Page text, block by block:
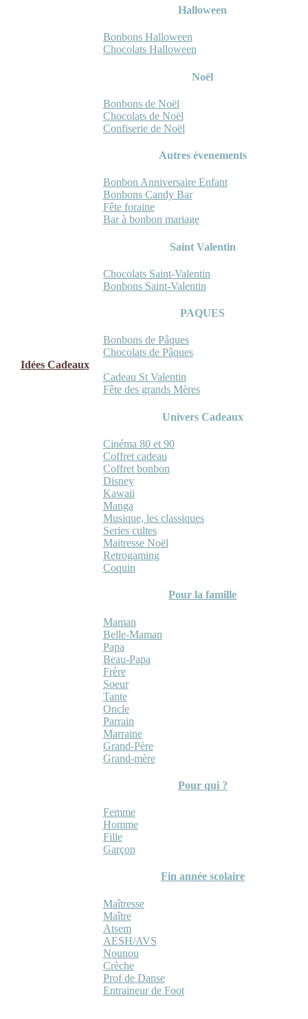
Halloween
Bonbons Halloween
Chocolats Halloween
Noël
Bonbons de Noël
Chocolats de Noël
Confiserie de Noël
Autres évenements
Bonbon Anniversaire Enfant
Bonbons Candy Bar
Fête foraine
Bar à bonbon mariage
Saint Valentin
Chocolats Saint-Valentin
Bonbons Saint-Valentin
PAQUES
Bonbons de Pâques
Chocolats de Pâques
Idées Cadeaux
Cadeau St Valentin
Fête des grands Mères
Univers Cadeaux
Cinéma 80 et 90
Coffret cadeau
Coffret bonbon
Disney
Kawaii
Manga
Musique, les classiques
Series cultes
Maitresse Noël
Retrogaming
Coquin
Pour la famille
Maman
Belle-Maman
Papa
Beau-Papa
Frère
Soeur
Tante
Oncle
Parrain
Marraine
Grand-Père
Grand-mère
Pour qui ?
Femme
Homme
Fille
Garçon
Fin année scolaire
Maîtresse
Maître
Atsem
AESH/AVS
Nounou
Crèche
Prof de Danse
Entraineur de Foot